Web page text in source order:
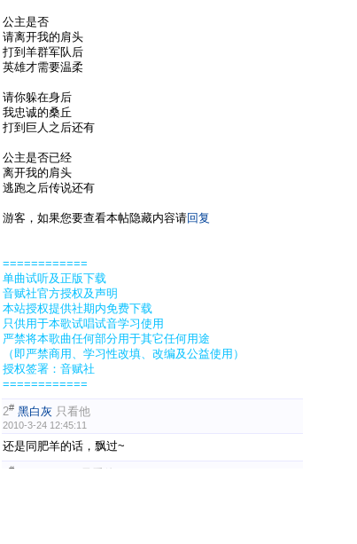
公主是否
请离开我的肩头
打到羊群军队后
英雄才需要温柔
请你躲在身后
我忠诚的桑丘
打到巨人之后还有
公主是否已经
离开我的肩头
逃跑之后传说还有
游客，如果您要查看本帖隐藏内容请回复
============
单曲试听及正版下载
音赋社官方授权及声明
本站授权提供社期内免费下载
只供用于本歌试唱试音学习使用
严禁将本歌曲任何部分用于其它任何用途
（即严禁商用、学习性改填、改编及公益使用）
授权签署：音赋社
============
2# 黑白灰 只看他
2010-3-24 12:45:11
还是同肥羊的话，飘过~
#